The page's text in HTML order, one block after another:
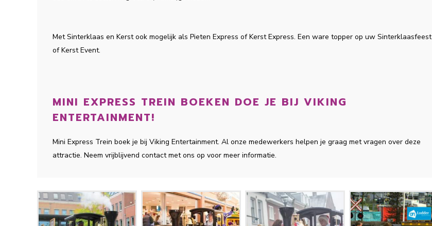
Met Sinterklaas en Kerst ook mogelijk als Pieten Express of Kerst Express. Een ware topper op uw Sinterklaasfeest
of Kerst Event.
MINI EXPRESS TREIN BOEKEN DOE JE BIJ VIKING
ENTERTAINMENT!
Mini Express Trein boek je bij Viking Entertainment. Al onze medewerkers helpen je graag met vragen over deze
attractie. Neem vrijblijvend contact met ons op voor meer informatie.